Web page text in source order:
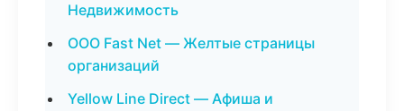
Недвижимость
ООО Fast Net — Желтые страницы
организаций
Yellow Line Direct — Афиша и